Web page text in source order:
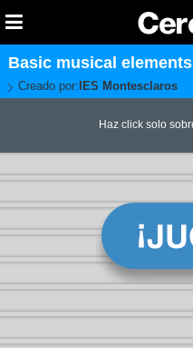
Basic musical elements
Creado por: IES Montesclaros
Haz click solo